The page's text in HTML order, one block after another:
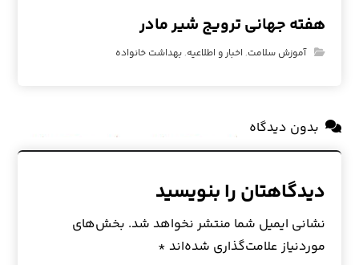
هفته جهانی ترویج شیر مادر
آموزش سلامت, اخبار و اطلاعیه,بهداشت خانواده
بدون دیدگاه
دیدگاهتان را بنویسید
نشانی ایمیل شما منتشر نخواهد شد. بخش‌های
موردنیاز علامت‌گذاری شده‌اند *